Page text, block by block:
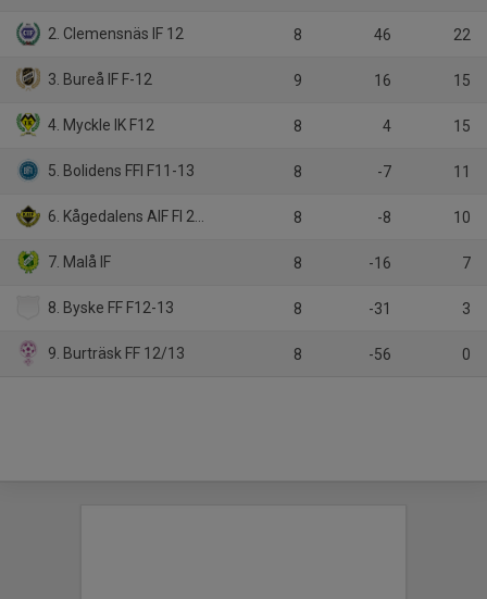
2. Clemensnäs IF 12 8 46 22
3. Bureå IF F-12 9 16 15
4. Myckle IK F12 8 4 15
5. Bolidens FFI F11-13 8 -7 11
6. Kågedalens AIF Fl 2012 Gul 8 -8 10
7. Malå IF 8 -16 7
8. Byske FF F12-13 8 -31 3
9. Burträsk FF 12/13 8 -56 0